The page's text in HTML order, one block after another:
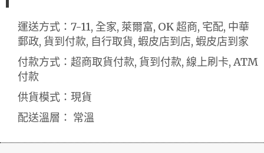
運送方式：7-11, 全家, 萊爾富, OK 超商, 宅配, 中華
郵政, 貨到付款, 自行取貨, 蝦皮店到店, 蝦皮店到家
付款方式：超商取貨付款, 貨到付款, 線上刷卡, ATM
付款
供貨模式：現貨
配送溫層： 常溫